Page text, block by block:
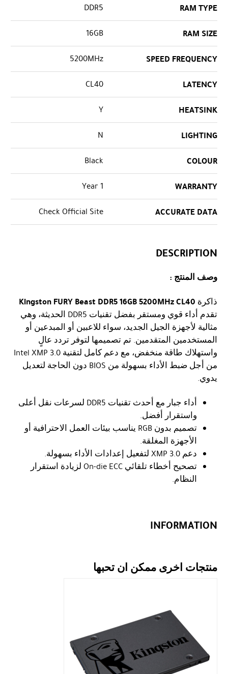
RAM TYPE
DDR5
RAM SIZE
16GB
SPEED FREQUENCY
5200MHz
LATENCY
CL40
HEATSINK
Y
LIGHTING
N
COLOUR
Black
WARRANTY
1 Year
ACCURATE DATA
Check Official Site
DESCRIPTION
وصف المنتج :
ذاكرة Kingston FURY Beast DDR5 16GB 5200MHz CL40
تقدم أداء قوي ومستقر بفضل تقنيات DDR5 الحديثة، وهي
مثالية لأجهزة الجيل الجديد، سواء للاعبين أو المبدعين أو
المستخدمين المتقدمين. تم تصميمها لتوفر تردد عالٍ
واستهلاك طاقة منخفض، مع دعم كامل لتقنية Intel XMP 3.0
من أجل ضبط الأداء بسهولة من BIOS دون الحاجة لتعديل
يدوي.
أداء جبار مع أحدث تقنيات DDR5 لسرعات نقل أعلى
واستقرار أفضل.
تصميم بدون RGB يناسب بيئات العمل الاحترافية أو
الأجهزة المغلقة.
دعم XMP 3.0 لتفعيل إعدادات الأداء بسهولة.
تصحيح أخطاء تلقائي On-die ECC لزيادة استقرار
النظام.
INFORMATION
منتجات اخرى ممكن ان تحبها